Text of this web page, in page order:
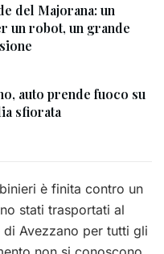
del Majorana: un
un robot, un grande
auto prende fuoco su
sfiorata
è finita contro un
stati trasportati al
Avezzano per tutti gli